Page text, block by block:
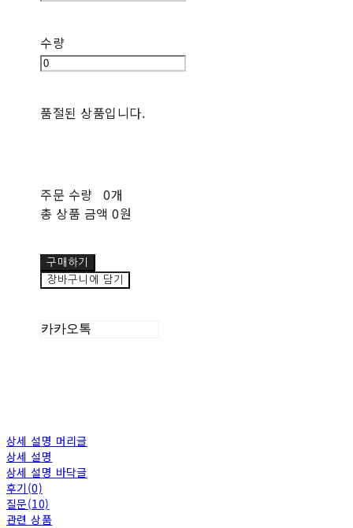
수량
품절된 상품입니다.
주문 수량 0개
총 상품 금액 0원
구매하기
장바구니에 담기
카카오톡
상세 설명 머리글
상세 설명
상세 설명 바닥글
후기(0)
질문(10)
관련 상품